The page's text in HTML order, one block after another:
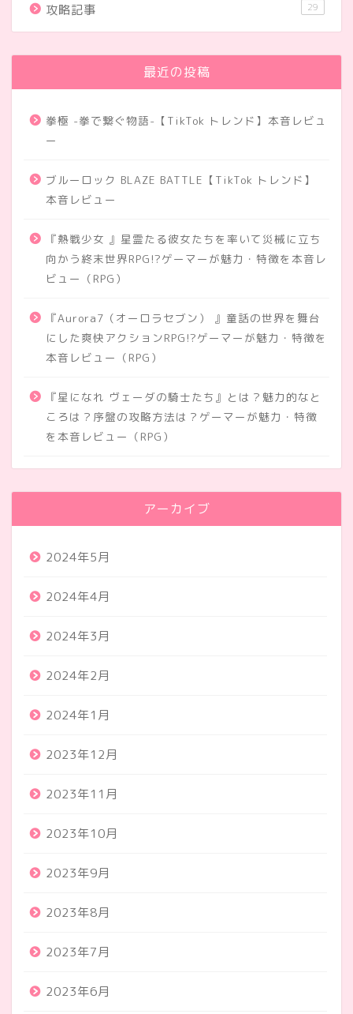
攻略記事 29
最近の投稿
拳極 -拳で繋ぐ物語-【TikTok トレンド】本音レビュ
ー
ブルーロック BLAZE BATTLE【TikTok トレンド】
本音レビュー
『熱戦少女 』星霊たる彼女たちを率いて災械に立ち
向かう終末世界RPG!?ゲーマーが魅力・特徴を本音レ
ビュー（RPG）
『Aurora7（オーロラセブン） 』童話の世界を舞台
にした爽快アクションRPG!?ゲーマーが魅力・特徴を
本音レビュー（RPG）
『星になれ ヴェーダの騎士たち』とは？魅力的なと
ころは？序盤の攻略方法は？ゲーマーが魅力・特徴
を本音レビュー（RPG）
アーカイブ
2024年5月
2024年4月
2024年3月
2024年2月
2024年1月
2023年12月
2023年11月
2023年10月
2023年9月
2023年8月
2023年7月
2023年6月